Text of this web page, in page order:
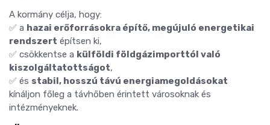
A kormány célja, hogy:
✅ a hazai erőforrásokra építő, megújuló energetikai
rendszert építsen ki,
✅ csökkentse a külföldi földgázimporttól való
kiszolgáltatottságot,
✅ és stabil, hosszú távú energiamegoldásokat
kínáljon főleg a távhőben érintett városoknak és
intézményeknek.